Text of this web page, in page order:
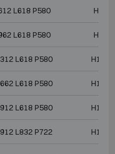
L618 P580 H493
L618 P580 H843
L618 P580
L618 P580
L618 P580
L832 P722